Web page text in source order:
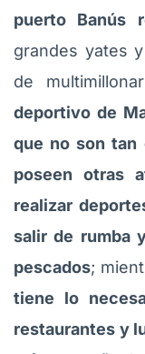
puerto
grandes yates
de
deportivo de
que no son tan
poseen otras
realizar
salir de rumba
pescados;
tiene lo
restaurantes y